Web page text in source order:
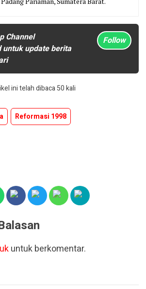
Channel
untuk update berita
Follow
ini telah dibaca 50 kali
Reformasi 1998
untuk berkomentar.